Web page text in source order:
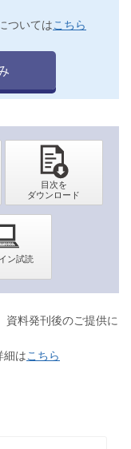
ついてはこちら
資料発刊後のご提供に
細はこちら